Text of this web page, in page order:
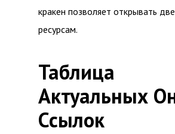
кракен позволяет открывать
ресурсам.
Таблица
Актуальных
Ссылок